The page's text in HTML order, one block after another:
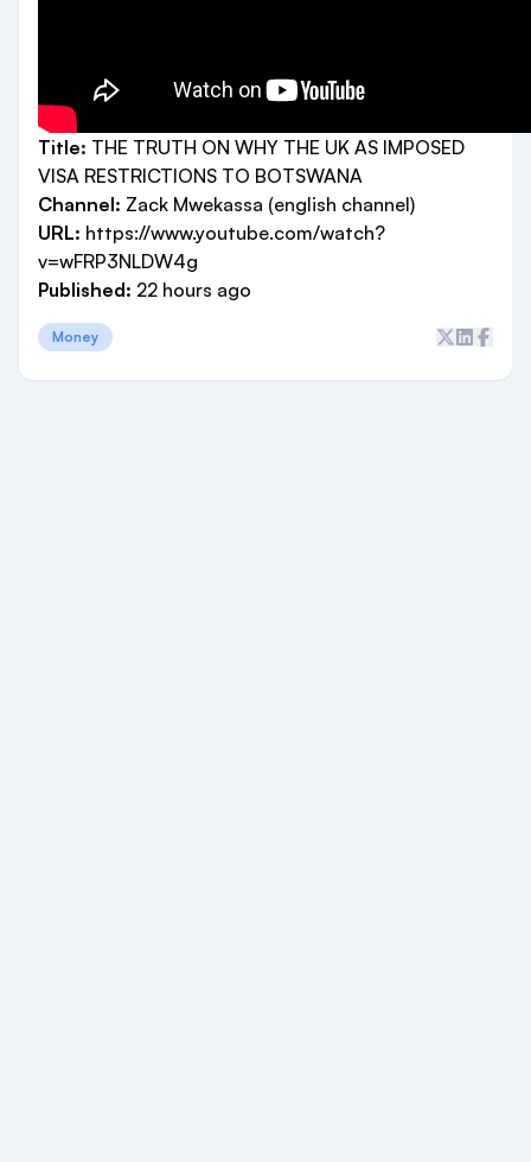
Title: THE TRUTH ON WHY THE UK AS IMPOSED
VISA RESTRICTIONS TO BOTSWANA
Channel: Zack Mwekassa (english channel)
URL: https://www.youtube.com/watch?
v=wFRP3NLDW4g
Published: 22 hours ago
Money